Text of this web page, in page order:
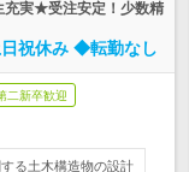
充実★受注安定！少数精
祝休み ◆転勤なし
二新卒歓迎
る土木構造物の設計